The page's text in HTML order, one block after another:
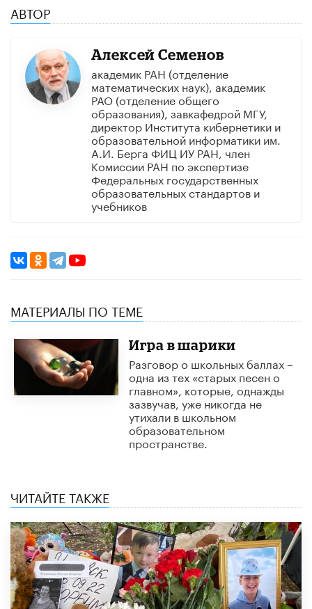
АВТОР
Алексей Семенов
академик РАН (отделение
математических наук), академик
РАО (отделение общего
образования), завкафедрой МГУ,
директор Института кибернетики и
образовательной информатики им.
А.И. Берга ФИЦ ИУ РАН, член
Комиссии РАН по экспертизе
Федеральных государственных
образовательных стандартов и
учебников
МАТЕРИАЛЫ ПО ТЕМЕ
Игра в шарики
Разговор о школьных баллах –
одна из тех «старых песен о
главном», которые, однажды
зазвучав, уже никогда не
утихали в школьном
образовательном
пространстве.
ЧИТАЙТЕ ТАКЖЕ